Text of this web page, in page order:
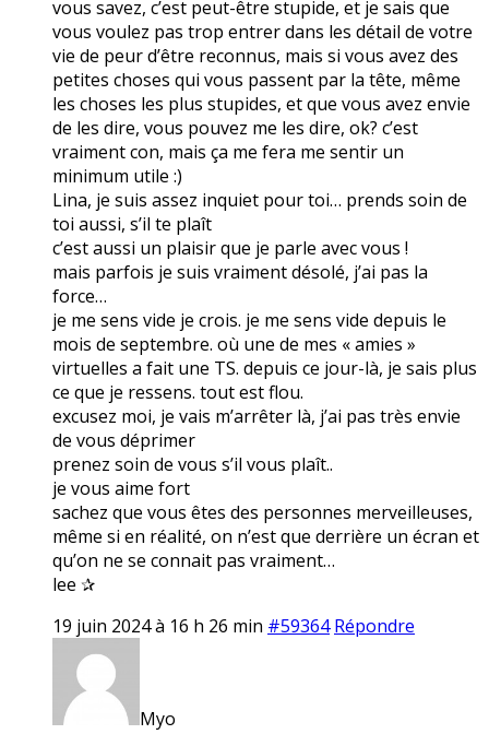
vous savez, c’est peut-être stupide, et je sais que
vous voulez pas trop entrer dans les détail de votre
vie de peur d’être reconnus, mais si vous avez des
petites choses qui vous passent par la tête, même
les choses les plus stupides, et que vous avez envie
de les dire, vous pouvez me les dire, ok? c’est
vraiment con, mais ça me fera me sentir un
minimum utile :)
Lina, je suis assez inquiet pour toi… prends soin de
toi aussi, s’il te plaît
c’est aussi un plaisir que je parle avec vous !
mais parfois je suis vraiment désolé, j’ai pas la
force…
je me sens vide je crois. je me sens vide depuis le
mois de septembre. où une de mes « amies »
virtuelles a fait une TS. depuis ce jour-là, je sais plus
ce que je ressens. tout est flou.
excusez moi, je vais m’arrêter là, j’ai pas très envie
de vous déprimer
prenez soin de vous s’il vous plaît..
je vous aime fort
sachez que vous êtes des personnes merveilleuses,
même si en réalité, on n’est que derrière un écran et
qu’on ne se connait pas vraiment…
lee ✰
19 juin 2024 à 16 h 26 min #59364 Répondre
Myo